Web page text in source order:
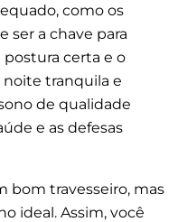
como os
ser a chave para
certa e o
noite tranquila e
de qualidade
e as defesas
bom travesseiro, mas
ideal. Assim, você